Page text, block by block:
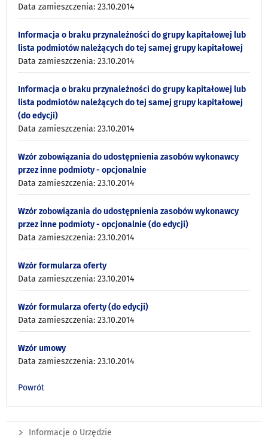
Data zamieszczenia: 23.10.2014
Informacja o braku przynależności do grupy kapitałowej lub
lista podmiotów należących do tej samej grupy kapitałowej
Data zamieszczenia: 23.10.2014
Informacja o braku przynależności do grupy kapitałowej lub
lista podmiotów należących do tej samej grupy kapitałowej
(do edycji)
Data zamieszczenia: 23.10.2014
Wzór zobowiązania do udostępnienia zasobów wykonawcy
przez inne podmioty - opcjonalnie
Data zamieszczenia: 23.10.2014
Wzór zobowiązania do udostępnienia zasobów wykonawcy
przez inne podmioty - opcjonalnie (do edycji)
Data zamieszczenia: 23.10.2014
Wzór formularza oferty
Data zamieszczenia: 23.10.2014
Wzór formularza oferty (do edycji)
Data zamieszczenia: 23.10.2014
Wzór umowy
Data zamieszczenia: 23.10.2014
Powrót
Informacje o Urzędzie